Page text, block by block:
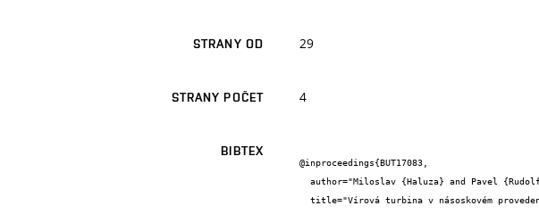
STRANY OD 29
STRANY POČET 4
BIBTEX
@inproceedings{BUT17083,